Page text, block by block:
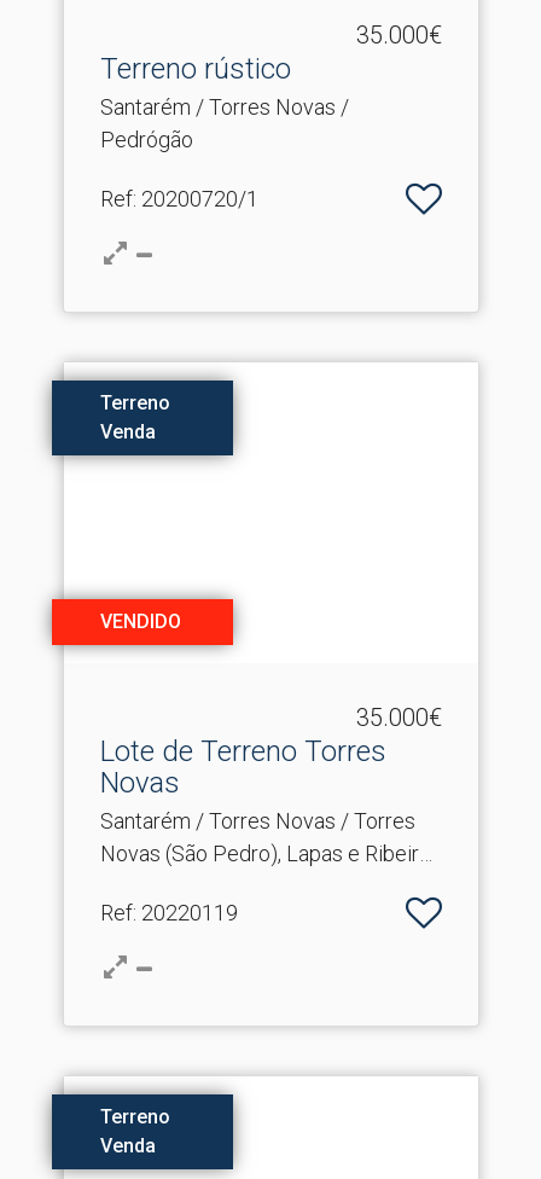
35.000€
Terreno rústico
Santarém / Torres Novas /
Pedrógão
Ref: 20200720/1
Terreno
Venda
VENDIDO
35.000€
Lote de Terreno Torres
Novas
Santarém / Torres Novas / Torres
Novas (São Pedro), Lapas e Ribeira
Ref: 20220119
Terreno
Venda